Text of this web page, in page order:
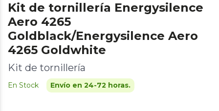
Kit de tornillería Energysilence
Aero 4265
Goldblack/Energysilence Aero
4265 Goldwhite
Kit de tornillería
En Stock Envío en 24-72 horas.